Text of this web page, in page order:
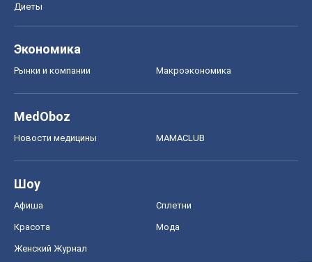
Диеты
Экономика
Рынки и компании Mакроэкономика
MedOboz
Новости медицины MAMACLUB
Шоу
Афиша Сплетни
Красота Мода
Женский Журнал